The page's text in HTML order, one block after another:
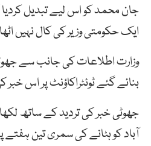
جان محمد کو اس لیے تبدیل
ایک حکومتی وزیر کی کال نہیں
وزارت اطلاعات کی جانب سے
بنائے گئے ٹوئٹراکاؤنٹ پر اس
جھوٹی خبر کی تردید کے ساتھ
آباد کو ہٹانے کی سمری تین ہفتے